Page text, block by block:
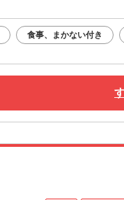
食事、まかない付き